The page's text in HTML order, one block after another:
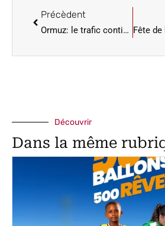
Précèdent
Ormuz: le trafic continue, malgré l’annonce iranienne d’une refermeture du détroit
Découvrir
Dans la même